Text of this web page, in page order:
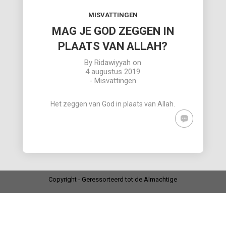
MISVATTINGEN
MAG JE GOD ZEGGEN IN
PLAATS VAN ALLAH?
ByRidawiyyah on
4 augustus 2019
-Misvattingen
Het zeggen van God in plaats van Allah.
Copyright - Geressorteerd tot de Almachtige